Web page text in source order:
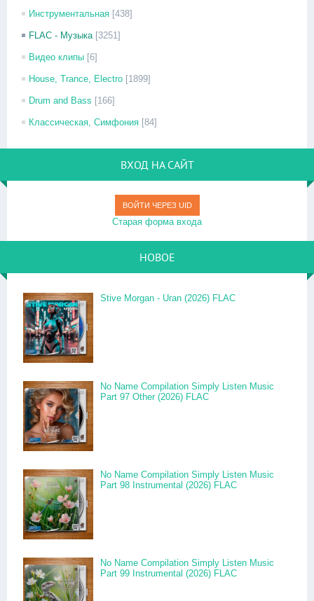
Инструментальная [438]
FLAC - Музыка [3251]
Видео клипы [6]
House, Trance, Electro [1899]
Drum and Bass [166]
Классическая, Симфония [84]
ВХОД НА САЙТ
ВОЙТИ ЧЕРЕЗ UID
Старая форма входа
НОВОЕ
Stive Morgan - Uran (2026) FLAC
No Name Compilation Simply Listen Music
Part 97 Other (2026) FLAC
No Name Compilation Simply Listen Music
Part 98 Instrumental (2026) FLAC
No Name Compilation Simply Listen Music
Part 99 Instrumental (2026) FLAC